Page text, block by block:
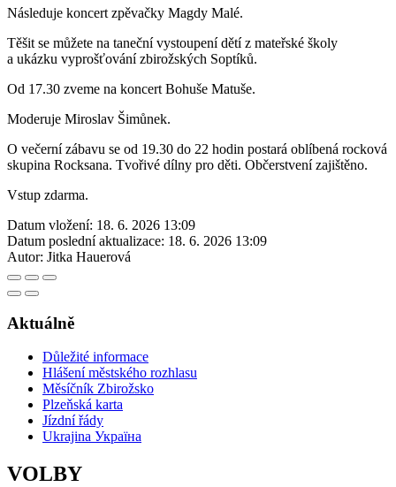
Následuje koncert zpěvačky Magdy Malé.
Těšit se můžete na taneční vystoupení dětí z mateřské školy
a ukázku vyprošťování zbirožských Soptíků.
Od 17.30 zveme na koncert Bohuše Matuše.
Moderuje Miroslav Šimůnek.
O večerní zábavu se od 19.30 do 22 hodin postará oblíbená rocková
skupina Rocksana. Tvořivé dílny pro děti. Občerstvení zajištěno.
Vstup zdarma.
Datum vložení: 18. 6. 2026 13:09
Datum poslední aktualizace: 18. 6. 2026 13:09
Autor: Jitka Hauerová
Aktuálně
Důležité informace
Hlášení městského rozhlasu
Měsíčník Zbirožsko
Plzeňská karta
Jízdní řády
Ukrajina Україна
VOLBY